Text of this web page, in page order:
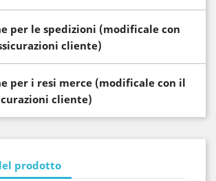
per le spedizioni (modificale con
cliente)
per i resi merce (modificale con il
cliente)
prodotto